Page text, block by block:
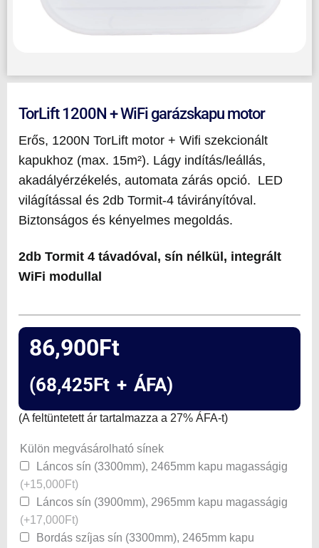
TorLift 1200N + WiFi garázskapu motor
Erős, 1200N TorLift motor + Wifi szekcionált
kapukhoz (max. 15m²). Lágy indítás/leállás,
akadályérzékelés, automata zárás opció. LED
világítással és 2db Tormit-4 távirányítóval.
Biztonságos és kényelmes megoldás.
2db Tormit 4 távadóval, sín nélkül, integrált
WiFi modullal
86,900Ft
(68,425Ft + ÁFA)
(A feltüntetett ár tartalmazza a 27% ÁFA-t)
Külön megvásárolható sínek
Láncos sín (3300mm), 2465mm kapu magasságig
(+15,000Ft)
Láncos sín (3900mm), 2965mm kapu magasságig
(+17,000Ft)
Bordás szíjas sín (3300mm), 2465mm kapu
TorLift
1200N
+
WiFi
garázskapu
motor